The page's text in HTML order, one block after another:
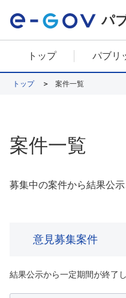
パ
トップ パブリ
トップ 案件一覧
案件一覧
募集中の案件から結果公
意見募集案件
結果公示から一定期間が終了